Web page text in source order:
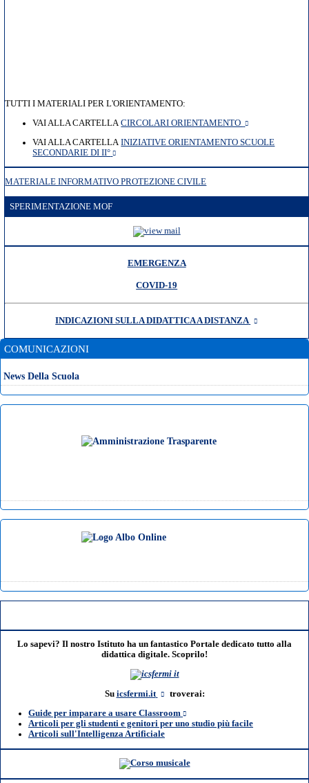
TUTTI I MATERIALI PER L'ORIENTAMENTO:
VAI ALLA CARTELLACIRCOLARI ORIENTAMENTO
VAI ALLA CARTELLAINIZIATIVE ORIENTAMENTO SCUOLE
SECONDARIE DI II°
MATERIALE INFORMATIVO PROTEZIONE CIVILE
SPERIMENTAZIONE MOF
EMERGENZA
COVID-19
INDICAZIONI SULLA DIDATTICA A DISTANZA
COMUNICAZIONI
News Della Scuola
Lo sapevi? Il nostro Istituto ha un fantastico Portale dedicato tutto alla
didattica digitale. Scoprilo!
Su icsfermi.it
troverai:
Guide per imparare a usare Classroom
Articoli per gli studenti e genitori per uno studio più facile
Articoli sull'Intelligenza Artificiale